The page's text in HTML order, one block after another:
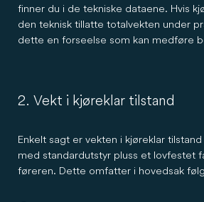
finner du i de tekniske dataene. Hvis
den teknisk tillatte totalvekten under
dette en forseelse som kan medføre
2. Vekt i kjøreklar tilstand
Enkelt sagt er vekten i kjøreklar
med standardutstyr pluss et lovfestet
føreren. Dette omfatter i hovedsak